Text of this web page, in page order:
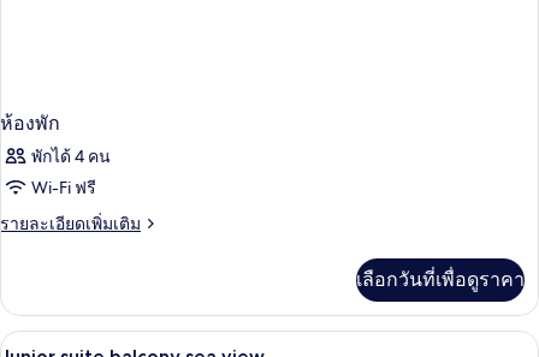
ห้องพัก
พักได้ 4 คน
Wi-Fi ฟรี
รายละเอียดเพิ่มเติม
ราย
เกี่ยว
กับ
ห้อง
เลือกวันที่เพื่อดูราคา
เปิด เครื่องนอนระดับพรีเมียม, มินิบาร์, ห้อง
6